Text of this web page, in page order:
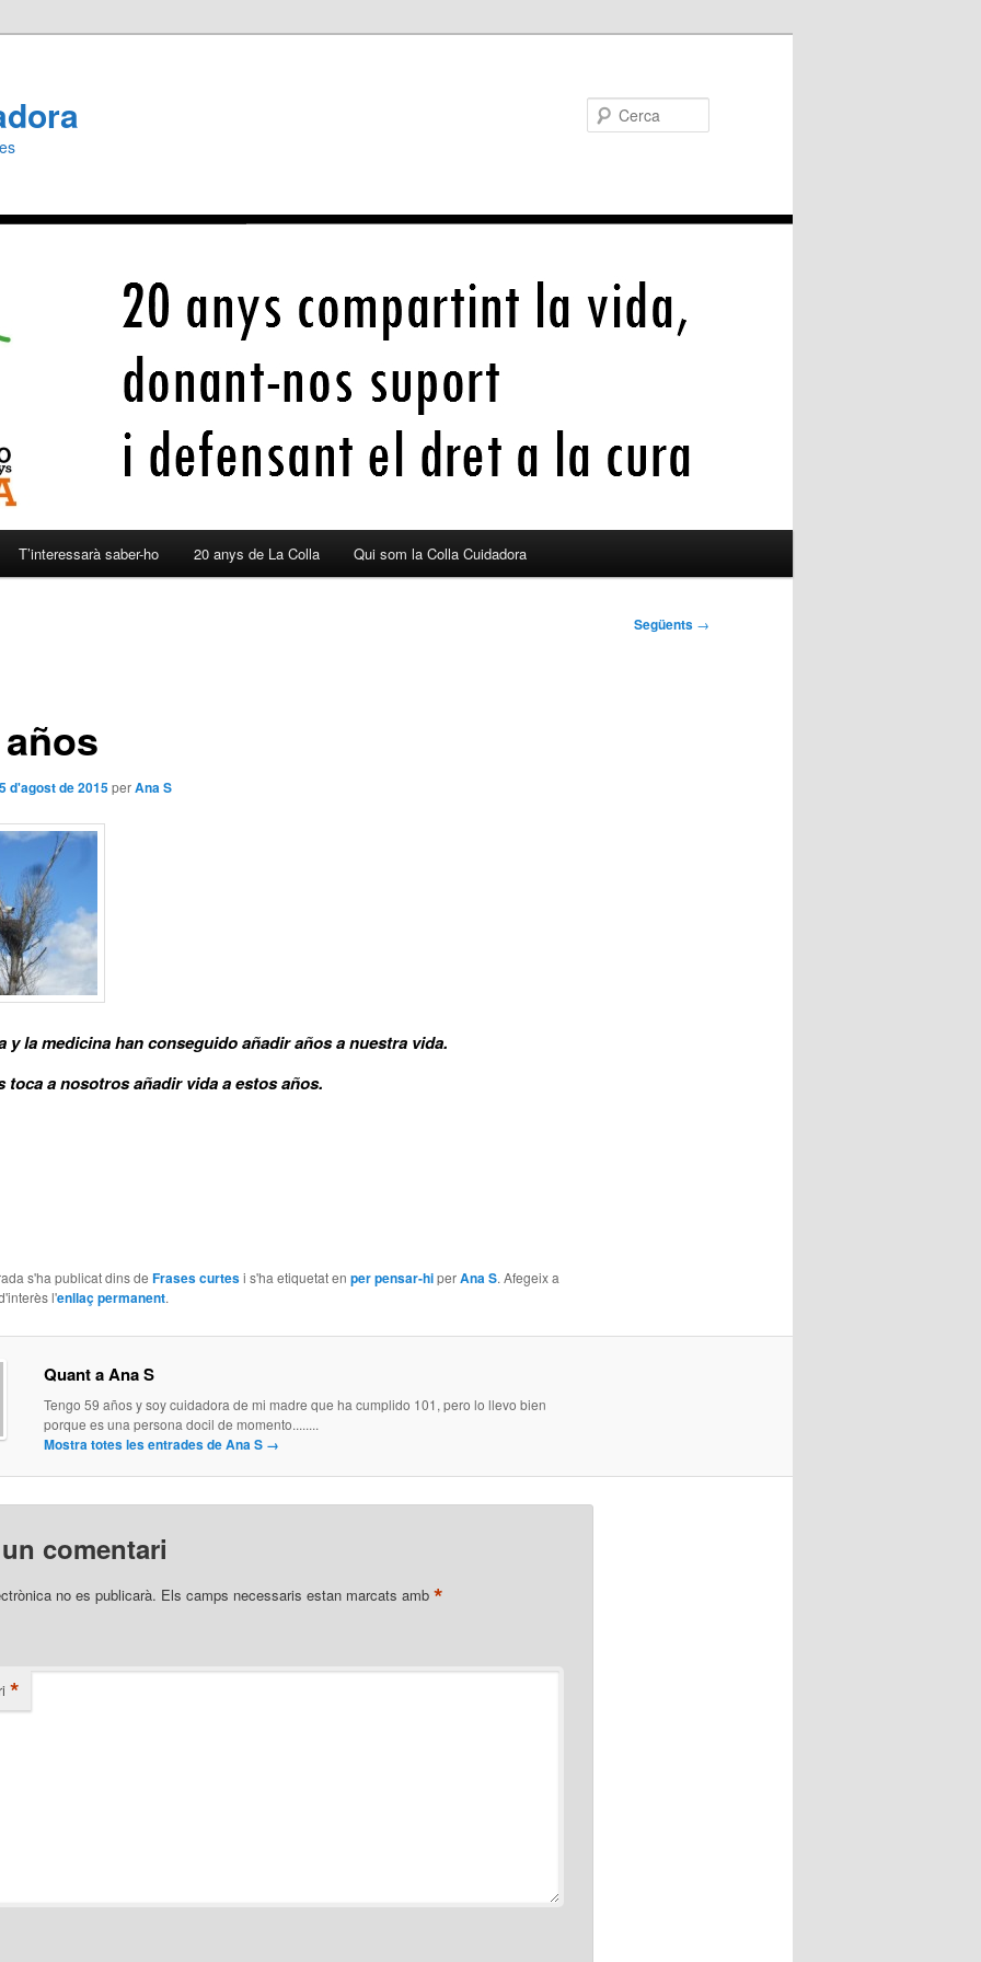
T’interessarà saber-ho 20 anys de La Colla Qui som la Colla Cuidadora
Següents →
d'agost de 2015perAna S
y la medicina han conseguido añadir años a nuestra vida.
toca a nosotros añadir vida a estos años.
s'ha publicat dins de Frases curtesi s'ha etiquetat en per pensar-hiperAna S. Afegeix a
l'enllaç permanent.
Quant a Ana S
Tengo 59 años y soy cuidadora de mi madre que ha cumplido 101, pero lo llevo bien
porque es una persona docil de momento........
Mostra totes les entrades de Ana S →
comentari
no es publicarà. Els camps necessaris estan marcats amb *
*